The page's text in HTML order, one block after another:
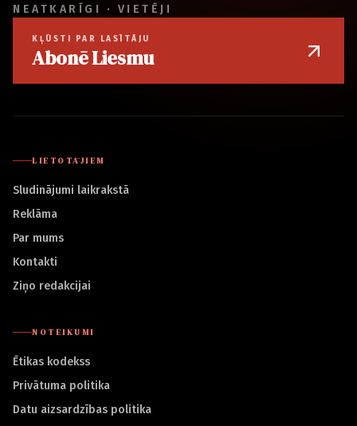
NEATKARĪGI · VIETĒJI
KĻŪSTI PAR LASĪTĀJU
Abonē Liesmu
LIETOTĀJIEM
Sludinājumi laikrakstā
Reklāma
Par mums
Kontakti
Ziņo redakcijai
NOTEIKUMI
Ētikas kodekss
Privātuma politika
Datu aizsardzības politika